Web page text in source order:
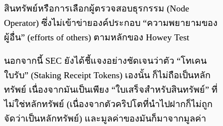
สินทรัพย์หรือการเลือกผู้ตรวจสอบธุรกรรม (Node
Operator) ซึ่งไม่เข้าข่ายองค์ประกอบ “ความพยายามของ
ผู้อื่น” (efforts of others) ตามหลักของ Howey Test
นอกจากนี้ SEC ยังได้ชี้แจงอย่างชัดเจนว่าตัว “โทเคน
ใบรับ” (Staking Receipt Tokens) เองนั้น ก็ไม่ถือเป็นหลัก
ทรัพย์ เนื่องจากมันเป็นเพียง “ใบเสร็จสำหรับสินทรัพย์” ที่
ไม่ใช่หลักทรัพย์ (เนื่องจากตัวคริปโตที่นำไปฝากก็ไม่ถูก
จัดว่าเป็นหลักทรัพย์) และมูลค่าของมันก็มาจากมูลค่า